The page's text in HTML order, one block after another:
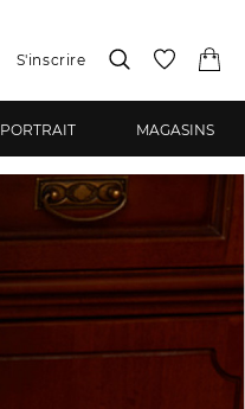
PORTRAIT MAGASINS
S'inscrire